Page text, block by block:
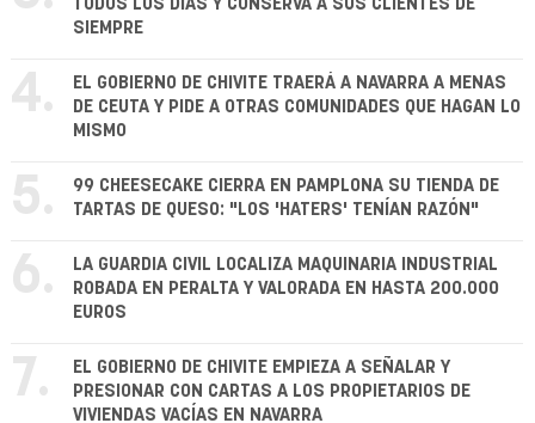
TODOS LOS DÍAS Y CONSERVA A SUS CLIENTES DE
SIEMPRE
4.
EL GOBIERNO DE CHIVITE TRAERÁ A NAVARRA A MENAS
DE CEUTA Y PIDE A OTRAS COMUNIDADES QUE HAGAN LO
MISMO
5.
99 CHEESECAKE CIERRA EN PAMPLONA SU TIENDA DE
TARTAS DE QUESO: "LOS 'HATERS' TENÍAN RAZÓN"
6.
LA GUARDIA CIVIL LOCALIZA MAQUINARIA INDUSTRIAL
ROBADA EN PERALTA Y VALORADA EN HASTA 200.000
EUROS
7.
EL GOBIERNO DE CHIVITE EMPIEZA A SEÑALAR Y
PRESIONAR CON CARTAS A LOS PROPIETARIOS DE
VIVIENDAS VACÍAS EN NAVARRA